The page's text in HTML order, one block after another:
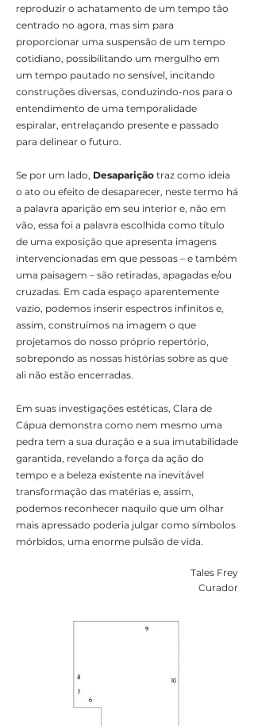
reproduzir o achatamento de um tempo tão
centrado no agora, mas sim para
proporcionar uma suspensão de um tempo
cotidiano, possibilitando um mergulho em
um tempo pautado no sensível, incitando
construções diversas, conduzindo-nos para o
entendimento de uma temporalidade
espiralar, entrelaçando presente e passado
para delinear o futuro.
Se por um lado, Desaparição traz como ideia
o ato ou efeito de desaparecer, neste termo há
a palavra aparição em seu interior e, não em
vão, essa foi a palavra escolhida como título
de uma exposição que apresenta imagens
intervencionadas em que pessoas – e também
uma paisagem – são retiradas, apagadas e/ou
cruzadas. Em cada espaço aparentemente
vazio, podemos inserir espectros infinitos e,
assim, construímos na imagem o que
projetamos do nosso próprio repertório,
sobrepondo as nossas histórias sobre as que
ali não estão encerradas.
Em suas investigações estéticas, Clara de
Cápua demonstra como nem mesmo uma
pedra tem a sua duração e a sua imutabilidade
garantida, revelando a força da ação do
tempo e a beleza existente na inevitável
transformação das matérias e, assim,
podemos reconhecer naquilo que um olhar
mais apressado poderia julgar como símbolos
mórbidos, uma enorme pulsão de vida.
Tales Frey
Curador